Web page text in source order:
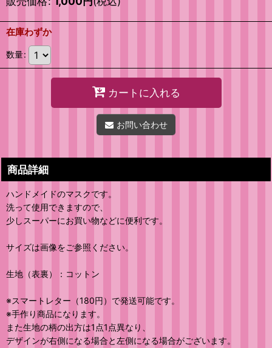
在庫わずか
数量:
カートに入れる
お問い合わせ
商品詳細
ハンドメイドのマスクです。
洗って使用できますので、
少しスーパーにお買い物などに便利です。
サイズは画像をご参照ください。
生地（表裏）：コットン
※スマートレター（180円）で発送可能です。
※手作り商品になります。
また生地の柄の出方は1点1点異なり、
デザインが右側になる場合と左側になる場合がございます。